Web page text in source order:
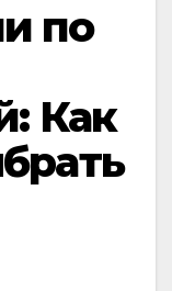
по
Как